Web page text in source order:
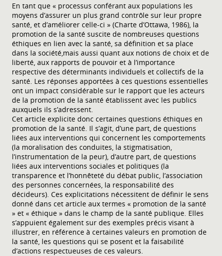
En tant que « processus conférant aux populations les
moyens d’assurer un plus grand contrôle sur leur propre
santé, et d’améliorer celle-ci » (Charte d’Ottawa, 1986), la
promotion de la santé suscite de nombreuses questions
éthiques en lien avec la santé, sa définition et sa place
dans la société,mais aussi quant aux notions de choix et de
liberté, aux rapports de pouvoir et à l’importance
respective des déterminants individuels et collectifs de la
santé. Les réponses apportées à ces questions essentielles
ont un impact considérable sur le rapport que les acteurs
de la promotion de la santé établissent avec les publics
auxquels ils s’adressent.
Cet article explicite donc certaines questions éthiques en
promotion de la santé. Il s’agit, d’une part, de questions
liées aux interventions qui concernent les comportements
(la moralisation des conduites, la stigmatisation,
l’instrumentation de la peur), d’autre part, de questions
liées aux interventions sociales et politiques (la
transparence et l’honnêteté du débat public, l’association
des personnes concernées, la responsabilité des
décideurs). Ces explicitations nécessitent de définir le sens
donné dans cet article aux termes « promotion de la santé
» et « éthique » dans le champ de la santé publique. Elles
s’appuient également sur des exemples précis visant à
illustrer, en référence à certaines valeurs en promotion de
la santé, les questions qui se posent et la faisabilité
d’actions respectueuses de ces valeurs.